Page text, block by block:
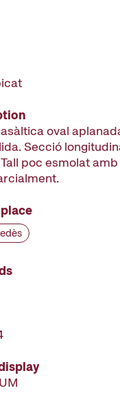
oval
Secció
poc esmolat